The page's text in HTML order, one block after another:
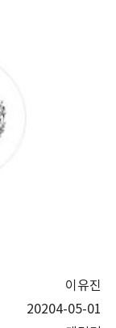
이유진
20204-05-01